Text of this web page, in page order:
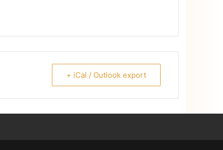
+ iCal / Outlook export